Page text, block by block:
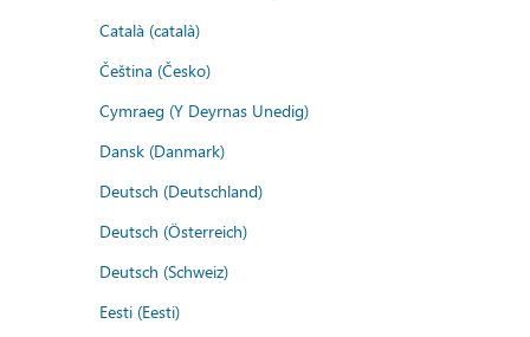
Català (català)
Čeština (Česko)
Cymraeg (Y Deyrnas Unedig)
Dansk (Danmark)
Deutsch (Deutschland)
Deutsch (Österreich)
Deutsch (Schweiz)
Eesti (Eesti)